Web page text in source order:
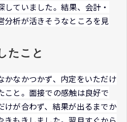
ていました。結果、会計・
分析が活きそうなところを見
たこと
かなかつかず、内定をいただけ
こと。面接での感触は良好で
けが合わず、結果が出るまでか